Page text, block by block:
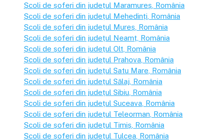
Școli de șoferi din județul Maramureș , România
Școli de șoferi din județul Mehedinți , România
Școli de șoferi din județul Mureș , România
Școli de șoferi din județul Neamț , România
Școli de șoferi din județul Olt , România
Școli de șoferi din județul Prahova , România
Școli de șoferi din județul Satu Mare , România
Școli de șoferi din județul Sălaj , România
Școli de șoferi din județul Sibiu , România
Școli de șoferi din județul Suceava , România
Școli de șoferi din județul Teleorman , România
Școli de șoferi din județul Timiș , România
Școli de șoferi din județul Tulcea , România